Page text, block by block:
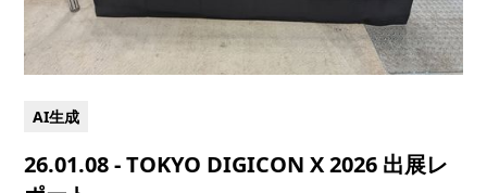
AI生成
26.01.08 - TOKYO DIGICON X 2026 出展レ